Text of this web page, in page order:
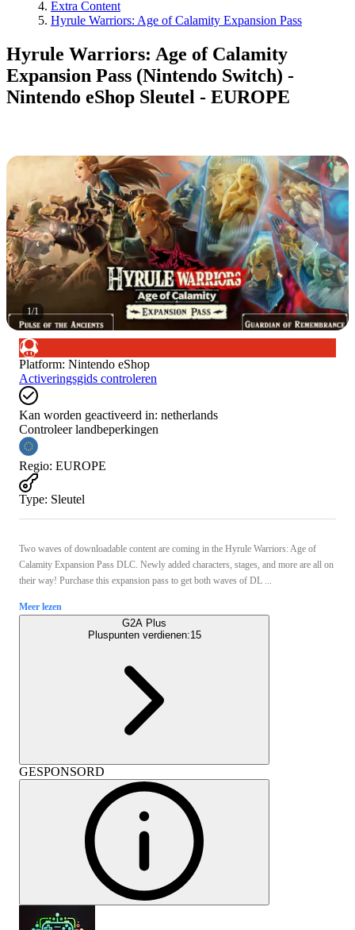
Extra Content
Hyrule Warriors: Age of Calamity Expansion Pass
Hyrule Warriors: Age of Calamity
Expansion Pass (Nintendo Switch) -
Nintendo eShop Sleutel - EUROPE
1/1
Platform: Nintendo eShop
Activeringsgids controleren
Kan worden geactiveerd in: netherlands
Controleer landbeperkingen
Regio: EUROPE
Type: Sleutel
Two waves of downloadable content are coming in the Hyrule Warriors: Age of
Calamity Expansion Pass DLC. Newly added characters, stages, and more are all on
their way! Purchase this expansion pass to get both waves of DL ...
Meer lezen
G2A Plus
Pluspunten verdienen:15
GESPONSORD